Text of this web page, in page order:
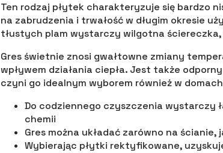
Ten rodzaj płytek charakteryzuje się bardzo
na zabrudzenia i trwałość w długim okresie
tłustych plam wystarczy wilgotna
Gres świetnie znosi gwałtowne zmiany
wpływem działania ciepła. Jest także
czyni go idealnym wyborem również w
Do codziennego czyszczenia wystarczy
chemii
Gres można układać zarówno na ścianie,
Wybierając płytki rektyfikowane,